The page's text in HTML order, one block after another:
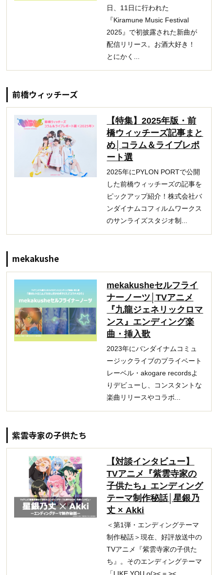
日、11日に行われた
『Kiramune Music Festival
2025』で初披露された新曲が
配信リリース。お酒大好き！
とにかく...
前橋ウィッチーズ
【特集】2025年版・前
橋ウィッチーズ記事まと
め│コラム＆ライブレポ
ート選
2025年にPYLON PORTで公開
した前橋ウィッチーズの記事を
ピックアップ紹介！株式会社バ
ンダイナムコフィルムワークス
のサンライズスタジオ制...
mekakushe
mekakusheセルフライ
ナーノーツ│TVアニメ
『九龍ジェネリックロマ
ンス』エンディング楽
曲・挿入歌
2023年にバンダイナムコミュ
ージックライブのプライベート
レーベル・akogare recordsよ
りデビューし、コンスタントな
楽曲リリースやコラボ...
紫雲寺家の子供たち
【対談インタビュー】
TVアニメ『紫雲寺家の
子供たち』エンディング
テーマ制作秘話│星銀乃
丈 × Akki
＜第1弾・エンディングテーマ
制作秘話＞現在、好評放送中の
TVアニメ『紫雲寺家の子供た
ち』。そのエンディングテーマ